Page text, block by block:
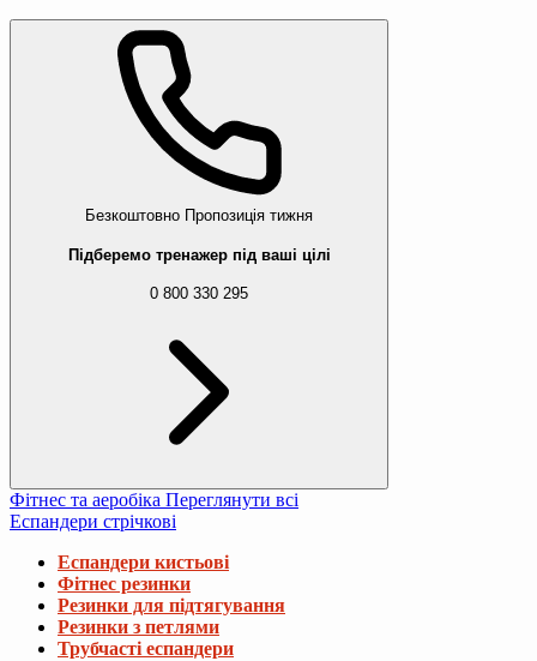
Безкоштовно Пропозиція тижня
Підберемо тренажер під ваші цілі
0 800 330 295
Фітнес та аеробіка Переглянути всі
Еспандери стрічкові
Еспандери кистьові
Фітнес резинки
Резинки для підтягування
Резинки з петлями
Трубчасті еспандери